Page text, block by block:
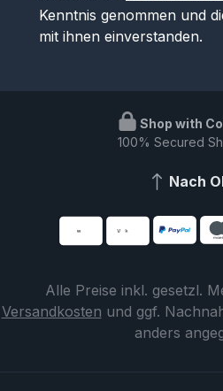
Kenntnis genommen und
mit ihnen einverstanden.
Shop with
100% Secured
Nach
Alle Preise inkl. gesetzl.
Versandkosten und ggf.
anders